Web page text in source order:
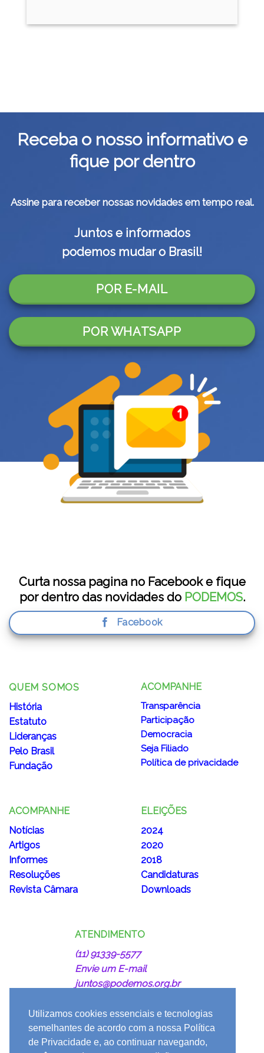
Receba o nosso informativo e
fique por dentro
Assine para receber nossas novidades em tempo real.
Juntos e informados
podemos mudar o Brasil!
POR E-MAIL
POR WHATSAPP
Curta nossa pagina no Facebook e fique
por dentro das novidades do PODEMOS.
Facebook
QUEM SOMOS
História
Estatuto
Lideranças
Pelo Brasil
Fundação
ACOMPANHE
Transparência
Participação
Democracia
Seja Filiado
Política de privacidade
ACOMPANHE
Notícias
Artigos
Informes
Resoluções
Revista Câmara
ELEIÇÕES
2024
2020
2018
Candidaturas
Downloads
ATENDIMENTO
(11) 91339-5577
Envie um E-mail
juntos@podemos.org.br
Utilizamos cookies essenciais e tecnologias
semelhantes de acordo com a nossa Política
de Privacidade e, ao continuar navegando,